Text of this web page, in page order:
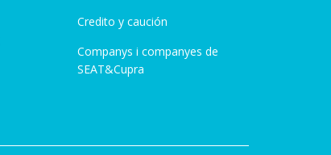
Credito y caución
Companys i companyes de
SEAT&Cupra